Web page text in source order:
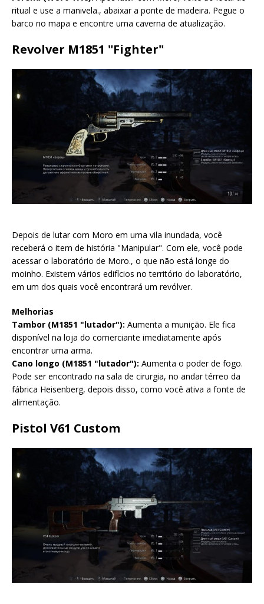
ritual e use a manivela., abaixar a ponte de madeira. Pegue o
barco no mapa e encontre uma caverna de atualização.
Revolver M1851 "Fighter"
Depois de lutar com Moro em uma vila inundada, você
receberá o item de história "Manipular". Com ele, você pode
acessar o laboratório de Moro., o que não está longe do
moinho. Existem vários edifícios no território do laboratório,
em um dos quais você encontrará um revólver.
Melhorias
Tambor (M1851 "lutador"): Aumenta a munição. Ele fica
disponível na loja do comerciante imediatamente após
encontrar uma arma.
Cano longo (M1851 "lutador"): Aumenta o poder de fogo.
Pode ser encontrado na sala de cirurgia, no andar térreo da
fábrica Heisenberg, depois disso, como você ativa a fonte de
alimentação.
Pistol V61 Custom